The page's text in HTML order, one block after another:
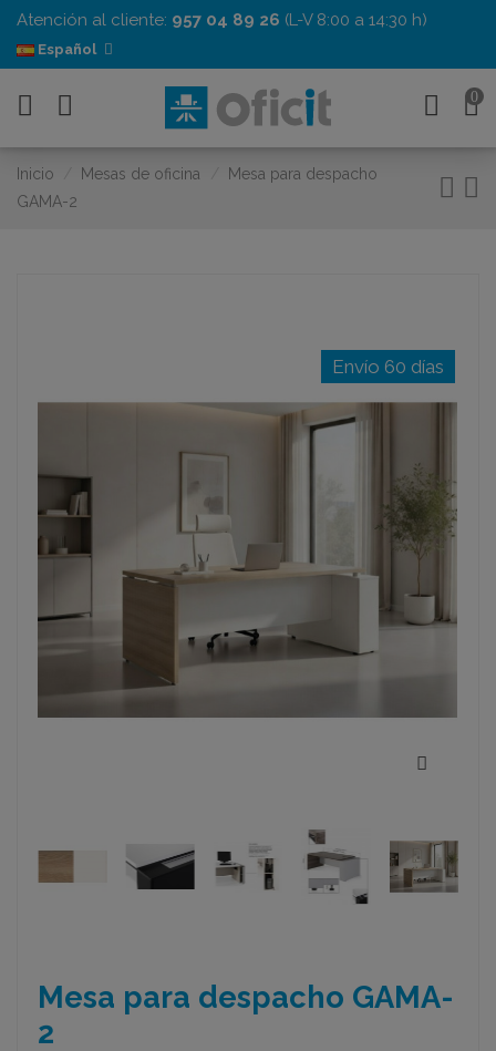
Atención al cliente: 957 04 89 26 (L-V 8:00 a 14:30 h)
Español
0
Inicio Mesas de oficina
Mesa para despacho
GAMA-2
Envío 60 días
Mesa para despacho GAMA-
2